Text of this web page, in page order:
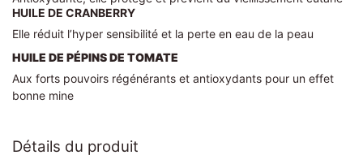
HUILE DE CRANBERRY
Elle réduit l’hyper sensibilité et la perte en eau de la peau
HUILE DE PÉPINS DE TOMATE
Aux forts pouvoirs régénérants et antioxydants pour un effet
bonne mine
Détails du produit